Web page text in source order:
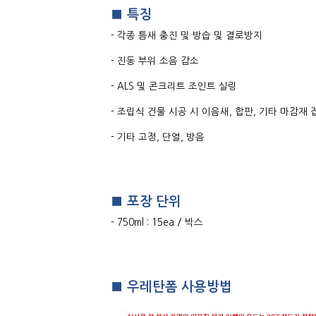
■ 특징
- 각종 틈새 충진 및 방습 및 결로방지
- 진동 부위 소음 감소
- ALS 및 콘크리트 조인트 실링
- 조립식 건물 시공 시 이음새, 합판, 기타 마감재
- 기타 고정, 단열, 방음
■ 포장 단위
- 750ml : 15ea / 박스
■ 우레탄폼 사용방법